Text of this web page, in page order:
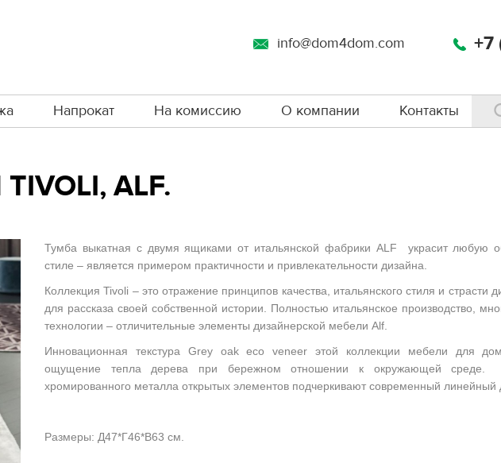
info@dom4dom.com +7
Напрокат На комиссию О компании Контакты
ALF.
Тумба выкатная с двумя ящиками от итальянской фабрики ALF
украсит любую
стиле – является примером практичности и привлекательности дизайна.
Коллекция Tivoli – это отражение принципов качества, итальянского стиля и страсти
для рассказа своей собственной истории. Полностью итальянское производство,
технологии – отличительные элементы дизайнерской мебели Alf.
Инновационная текстура Grey oak eco veneer этой коллекции мебели для
ощущение тепла дерева при бережном отношении к окружающей среде.
хромированного металла открытых элементов подчеркивают современный линейный
Размеры: Д47*Г46*В63 см.